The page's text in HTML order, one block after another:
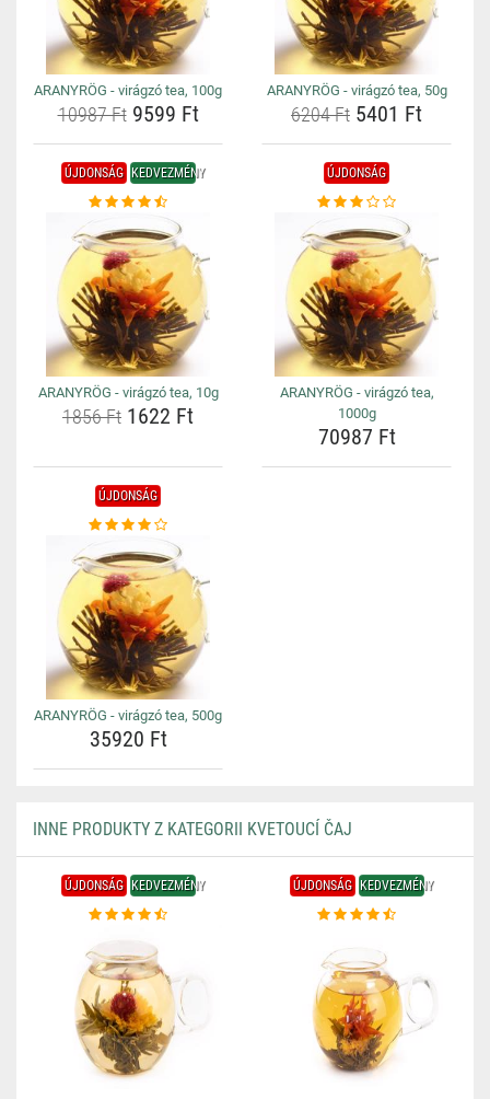
ARANYRÖG - virágzó tea, 100g
10987 Ft9599 Ft
ARANYRÖG - virágzó tea, 50g
6204 Ft 5401 Ft
ÚJDONSÁG KEDVEZMÉNY
ARANYRÖG - virágzó tea, 10g
1856 Ft 1622 Ft
ÚJDONSÁG
ARANYRÖG - virágzó tea,
1000g
70987 Ft
ÚJDONSÁG
ARANYRÖG - virágzó tea, 500g
35920 Ft
INNE PRODUKTY Z KATEGORII KVETOUCÍ ČAJ
ÚJDONSÁG KEDVEZMÉNY ÚJDONSÁG KEDVEZMÉNY